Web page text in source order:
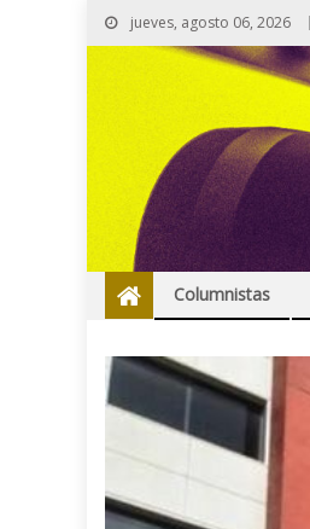
jueves, agosto 06, 2026
Columnistas